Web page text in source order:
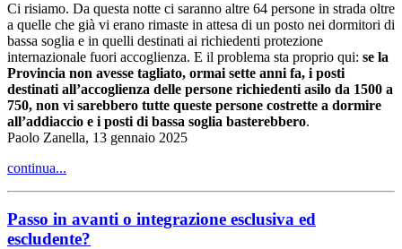
Ci risiamo. Da questa notte ci saranno altre 64 persone in strada oltre
a quelle che già vi erano rimaste in attesa di un posto nei dormitori di
bassa soglia e in quelli destinati ai richiedenti protezione
internazionale fuori accoglienza. E il problema sta proprio qui: se la
Provincia non avesse tagliato, ormai sette anni fa, i posti
destinati all’accoglienza delle persone richiedenti asilo da 1500 a
750, non vi sarebbero tutte queste persone costrette a dormire
all’addiaccio e i posti di bassa soglia basterebbero.
Paolo Zanella, 13 gennaio 2025
continua...
Passo in avanti o integrazione esclusiva ed
escludente?